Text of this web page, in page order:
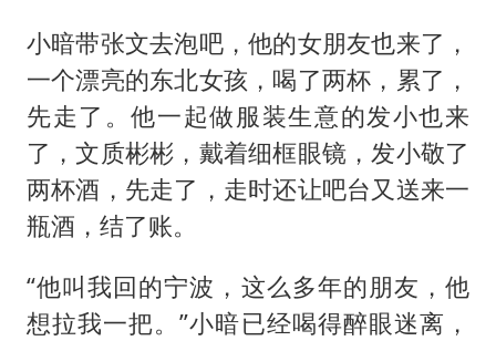
小暗带张文去泡吧，他的女朋友也来了，
一个漂亮的东北女孩，喝了两杯，累了，
先走了。他一起做服装生意的发小也来
了，文质彬彬，戴着细框眼镜，发小敬了
两杯酒，先走了，走时还让吧台又送来一
瓶酒，结了账。
“他叫我回的宁波，这么多年的朋友，他
想拉我一把。”小暗已经喝得醉眼迷离，